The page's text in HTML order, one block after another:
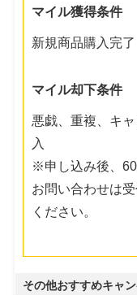
マイル獲得条件
新規商品購入完了
マイル却下条件
悪戯、重複、キ
入
※申し込み後、
お問い合わせは
ください。
その他おすすめキャ